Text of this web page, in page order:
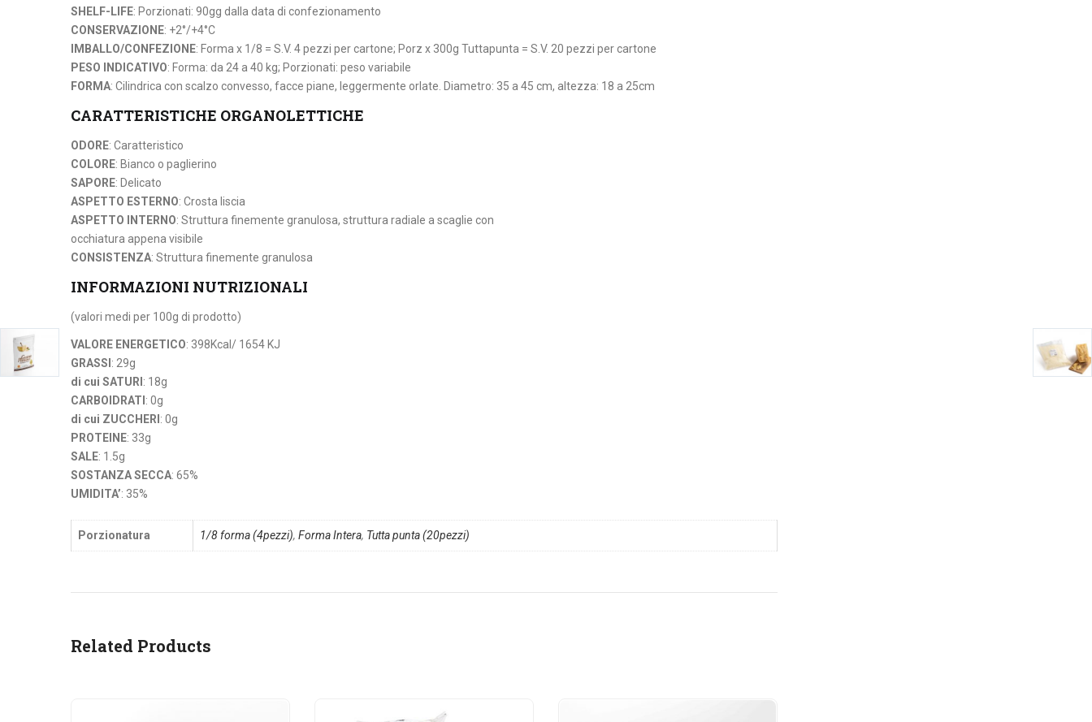
SHELF-LIFE: Porzionati: 90gg dalla data di confezionamento
CONSERVAZIONE: +2°/+4°C
IMBALLO/CONFEZIONE: Forma x 1/8 = S.V. 4 pezzi per cartone; Porz x 300g Tuttapunta = S.V. 20 pezzi per cartone
PESO INDICATIVO: Forma: da 24 a 40 kg; Porzionati: peso variabile
FORMA: Cilindrica con scalzo convesso, facce piane, leggermente orlate. Diametro: 35 a 45 cm, altezza: 18 a 25cm
CARATTERISTICHE ORGANOLETTICHE
ODORE: Caratteristico
COLORE: Bianco o paglierino
SAPORE: Delicato
ASPETTO ESTERNO: Crosta liscia
ASPETTO INTERNO: Struttura finemente granulosa, struttura radiale a scaglie con
occhiatura appena visibile
CONSISTENZA: Struttura finemente granulosa
INFORMAZIONI NUTRIZIONALI
(valori medi per 100g di prodotto)
VALORE ENERGETICO: 398Kcal/ 1654 KJ
GRASSI : 29g
di cui SATURI : 18g
CARBOIDRATI : 0g
di cui ZUCCHERI : 0g
PROTEINE: 33g
SALE: 1.5g
SOSTANZA SECCA: 65%
UMIDITA’: 35%
Porzionatura 1/8 forma (4pezzi), Forma Intera, Tutta punta (20pezzi)
Related Products